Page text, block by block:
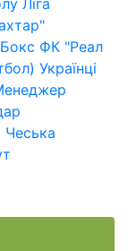
Ліга
Бокс ФК "Реал
Українці
Чеська